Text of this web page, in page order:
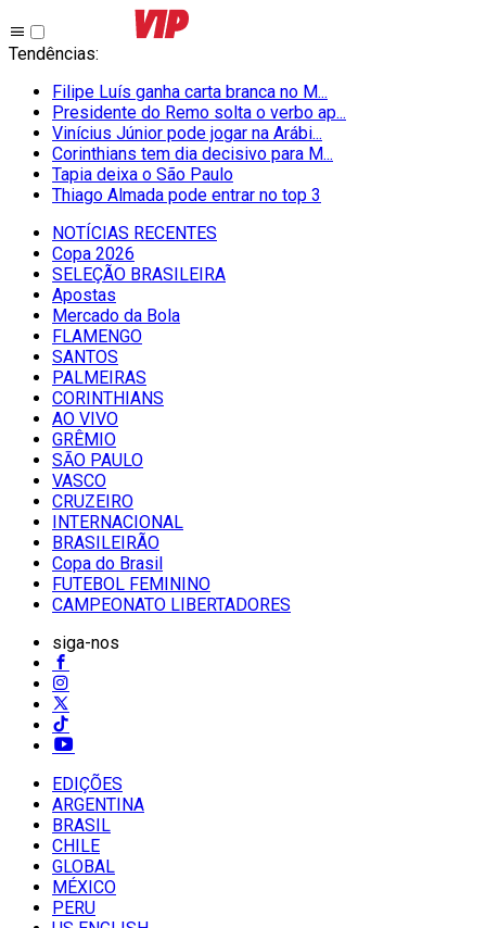
Tendências:
Filipe Luís ganha carta branca no M...
Presidente do Remo solta o verbo ap...
Vinícius Júnior pode jogar na Arábi...
Corinthians tem dia decisivo para M...
Tapia deixa o São Paulo
Thiago Almada pode entrar no top 3
NOTÍCIAS RECENTES
Copa 2026
SELEÇÃO BRASILEIRA
Apostas
Mercado da Bola
FLAMENGO
SANTOS
PALMEIRAS
CORINTHIANS
AO VIVO
GRÊMIO
SĀO PAULO
VASCO
CRUZEIRO
INTERNACIONAL
BRASILEIRÃO
Copa do Brasil
FUTEBOL FEMININO
CAMPEONATO LIBERTADORES
siga-nos
EDIÇÕES
ARGENTINA
BRASIL
CHILE
GLOBAL
MÉXICO
PERU